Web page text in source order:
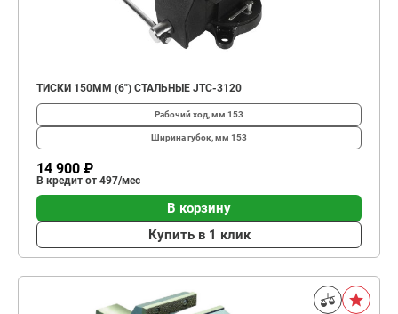
ТИСКИ 150ММ (6") СТАЛЬНЫЕ JTC-3120
Рабочий ход, мм 153
Ширина губок, мм 153
14 900 ₽
В кредит от 497/мес
В корзину
Купить в 1 клик